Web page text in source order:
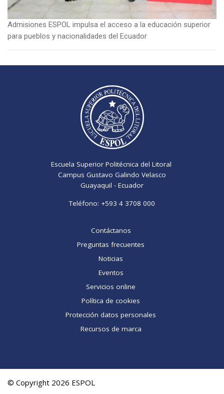
Admisiones ESPOL impulsa el acceso a la educación superior
para pueblos y nacionalidades del Ecuador
Escuela Superior Politécnica del Litoral
Campus Gustavo Galindo Velasco
Guayaquil - Ecuador
Teléfono: +593 4 3708 000
Contáctanos
Preguntas frecuentes
Noticias
Eventos
Servicios online
Política de cookies
Protección datos personales
Recursos de marca
© Copyright 2026 ESPOL